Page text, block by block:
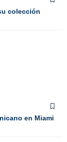
colección
en Miami